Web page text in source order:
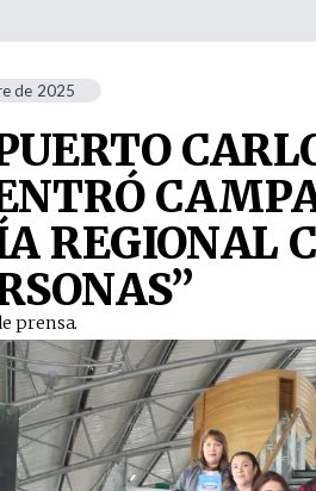
de 2025
REGIONAL
prensa.